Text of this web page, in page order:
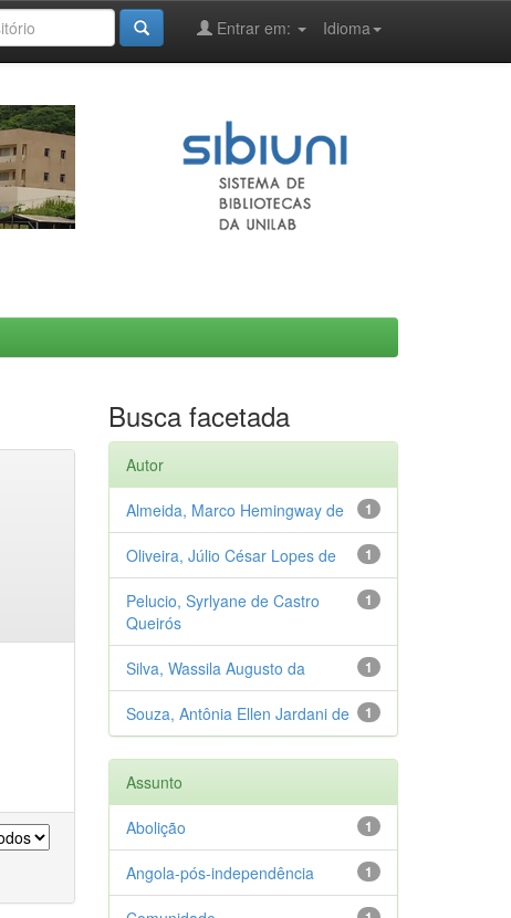
Idioma
Entrar em:
Busca facetada
Autor
1
Almeida, Marco Hemingway de
1
Oliveira, Júlio César Lopes de
1
Pelucio, Syrlyane de Castro
Queirós
1
Silva, Wassila Augusto da
1
Souza, Antônia Ellen Jardani de
Assunto
1
Abolição
1
Angola-pós-independência